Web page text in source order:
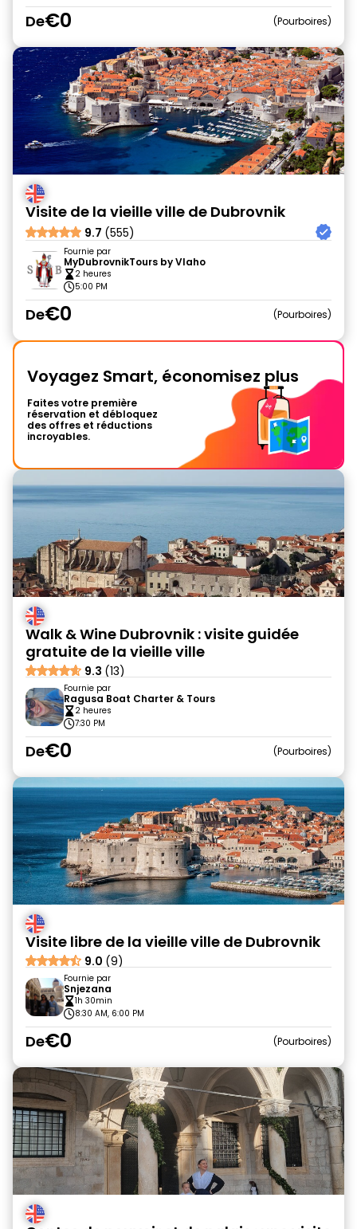
De€0 Pourboires
Visite de la vieille ville de Dubrovnik
9.7 (555)
Fournie par
MyDubrovnikTours by Vlaho
2 heures
5:00 PM
De€0 Pourboires
Voyagez Smart, économisez plus
Faites votre première
réservation et débloquez
des offres et réductions
incroyables.
Walk & Wine Dubrovnik : visite guidée
gratuite de la vieille ville
9.3 (13)
Fournie par
Ragusa Boat Charter & Tours
2 heures
7:30 PM
De€0 Pourboires
Visite libre de la vieille ville de Dubrovnik
9.0 (9)
Fournie par
Snjezana
1h 30min
8:30 AM, 6:00 PM
De€0 Pourboires